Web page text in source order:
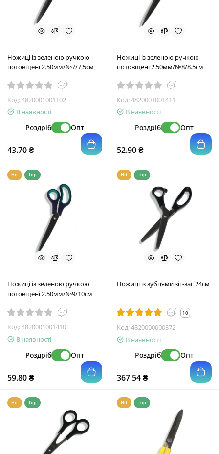
Ножиці із зеленою ручкою
потовщені 2.50мм/№7/7.5см
Код:4820001001102
В наявності
Роздріб Опт
43.70 ₴
Ножиці із зеленою ручкою
потовщені 2.50мм/№8/8.5см
Код:4820001001411
В наявності
Роздріб Опт
52.90 ₴
Hit Top
Ножиці із зеленою ручкою
потовщені 2.50мм/№9/10см
Код:4820001001410
В наявності
Роздріб Опт
59.80 ₴
Hit Top
Ножиці із зубцями зіг-заг 24см
10
Код:4820000000372
В наявності
Роздріб Опт
367.54 ₴
Hit Top Hit Top